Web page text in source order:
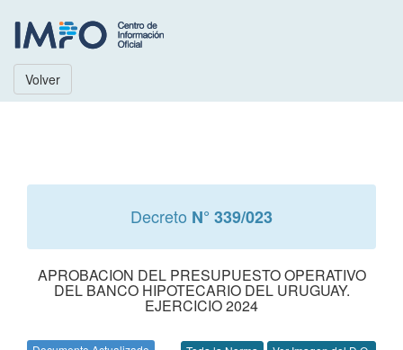
Volver
Decreto N° 339/023
APROBACION DEL PRESUPUESTO OPERATIVO
DEL BANCO HIPOTECARIO DEL URUGUAY.
EJERCICIO 2024